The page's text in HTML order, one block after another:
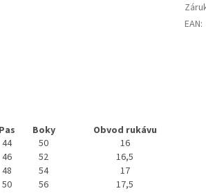
Pas Boky
Obvod rukávu
44 50
16
46 52
16,5
48 54
17
50 56 17,5
EAN: